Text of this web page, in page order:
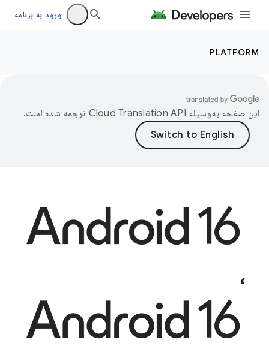
ورود به برنامه
PLATFORM
این صفحه به‌وسیله ترجمه شده است.
،